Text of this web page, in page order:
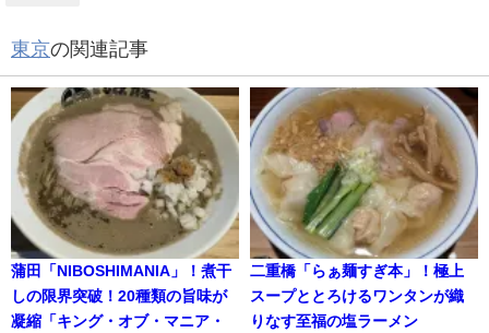
東京の関連記事
蒲田「NIBOSHIMANIA」！煮干
しの限界突破！20種類の旨味が
凝縮「キング・オブ・マニア・
二重橋「らぁ麺すぎ本」！極上
スープととろけるワンタンが織
りなす至福の塩ラーメン